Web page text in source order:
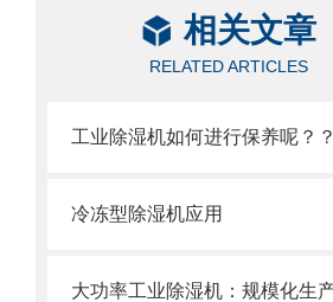
相关文章
RELATED ARTICLES
工业除湿机如何进行保养呢？？
冷冻型除湿机应用